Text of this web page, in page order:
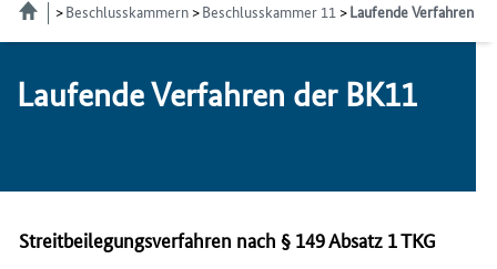
Beschlusskammern Beschlusskammer 11 Laufende Verfahren
Laufende Verfahren der BK11
Streitbeilegungsverfahren nach § 149 Absatz 1 TKG